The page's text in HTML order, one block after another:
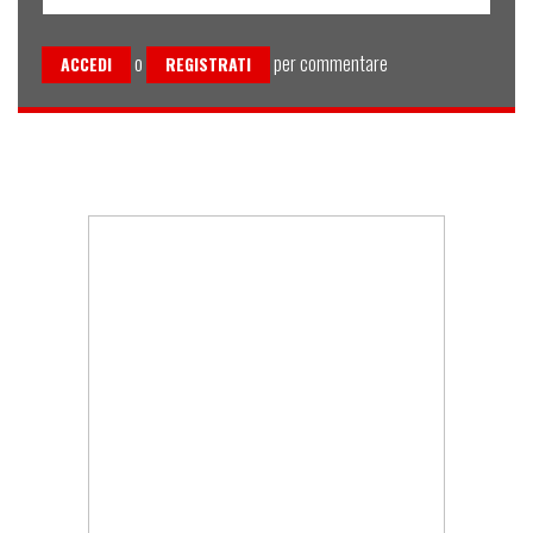
ACCEDI o REGISTRATI per commentare